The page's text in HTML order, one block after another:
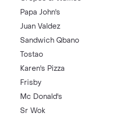
Papa John's
Juan Valdez
Sandwich Qbano
Tostao
Karen's Pizza
Frisby
Mc Donald's
Sr Wok